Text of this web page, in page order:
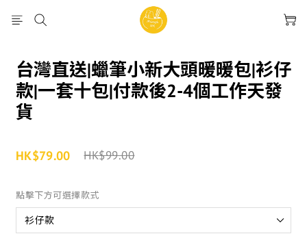
台灣直送|蠟筆小新大頭暖暖包|衫仔
款|一套十包|付款後2-4個工作天發
貨
HK$79.00 HK$99.00
點擊下方可選擇款式